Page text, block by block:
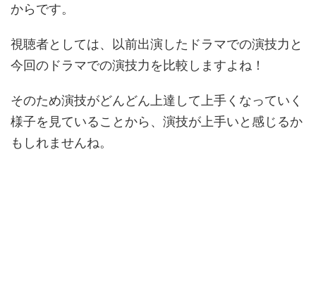
からです。
視聴者としては、以前出演したドラマでの演技力と
今回のドラマでの演技力を比較しますよね！
そのため演技がどんどん上達して上手くなっていく
様子を見ていることから、演技が上手いと感じるか
もしれませんね。